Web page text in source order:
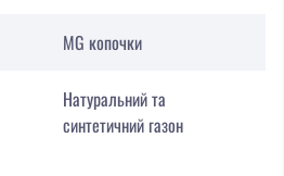
MG копочки
Натуральний та
синтетичний газон